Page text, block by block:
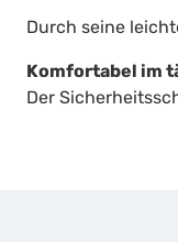
Durch seine
Komfortabel im
Der